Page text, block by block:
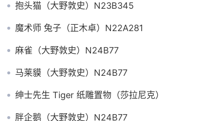
抱头猫（大野敦史）N23B345
魔术师 兔子（正木卓）N22A281
麻雀（大野敦史）N24B77
马莱貘（大野敦史）N24B77
绅士先生 Tiger 纸雕置物（莎拉尼克）
胖企鹅（大野敦史）N24B77